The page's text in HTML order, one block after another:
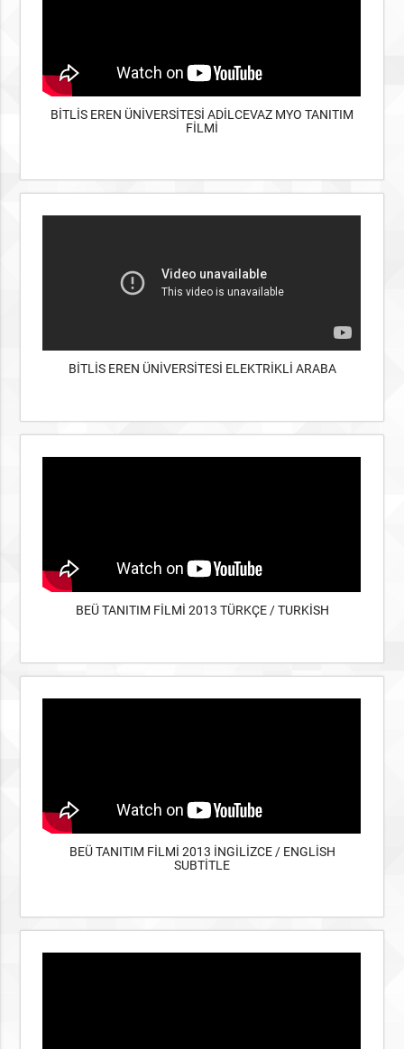
BİTLİS EREN ÜNİVERSİTESİ ADİLCEVAZ MYO TANITIM
FİLMİ
BİTLİS EREN ÜNİVERSİTESİ ELEKTRİKLİ ARABA
BEÜ TANITIM FİLMİ 2013 TÜRKÇE / TURKİSH
BEÜ TANITIM FİLMİ 2013 İNGİLİZCE / ENGLİSH
SUBTİTLE